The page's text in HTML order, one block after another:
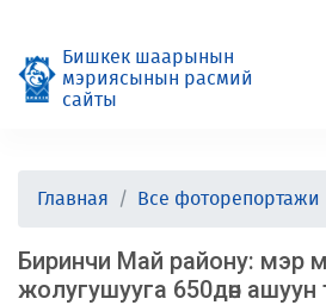
Бишкек шаарынын
мэриясынын расмий
сайты
Главная Все фоторепортажи
Биринчи Май району: мэр
жолугушууга 650дөн ашуун